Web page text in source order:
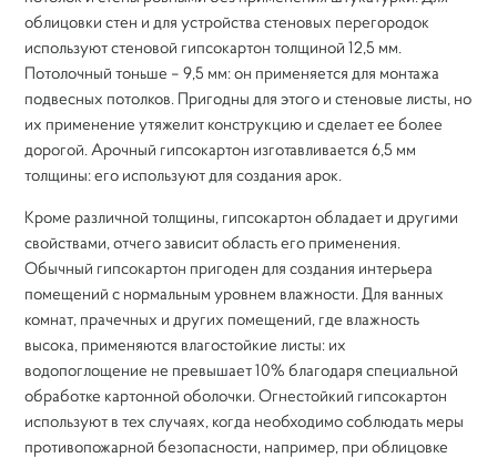
облицовки стен и для устройства стеновых перегородок
используют стеновой гипсокартон толщиной 12,5 мм.
Потолочный тоньше – 9,5 мм: он применяется для монтажа
подвесных потолков. Пригодны для этого и стеновые листы, но
их применение утяжелит конструкцию и сделает ее более
дорогой. Арочный гипсокартон изготавливается 6,5 мм
толщины: его используют для создания арок.
Кроме различной толщины, гипсокартон обладает и другими
свойствами, отчего зависит область его применения.
Обычный гипсокартон пригоден для создания интерьера
помещений с нормальным уровнем влажности. Для ванных
комнат, прачечных и других помещений, где влажность
высока, применяются влагостойкие листы: их
водопоглощение не превышает 10% благодаря специальной
обработке картонной оболочки. Огнестойкий гипсокартон
используют в тех случаях, когда необходимо соблюдать меры
противопожарной безопасности, например, при облицовке